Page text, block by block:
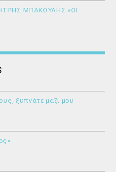
ΜΠΑΚΟΥΛΗΣ «ΟΙ
ξυπνάτε μαζί μου